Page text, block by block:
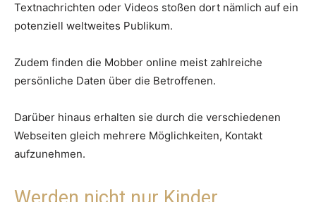
Textnachrichten oder Videos stoßen dort nämlich auf ein
potenziell weltweites Publikum.
Zudem finden die Mobber online meist zahlreiche
persönliche Daten über die Betroffenen.
Darüber hinaus erhalten sie durch die verschiedenen
Webseiten gleich mehrere Möglichkeiten, Kontakt
aufzunehmen.